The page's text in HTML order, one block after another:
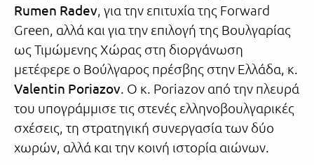
Rumen Radev, για την επιτυχία της Forward
Green, αλλά και για την επιλογή της Βουλγαρίας
ως Τιμώμενης Χώρας στη διοργάνωση
μετέφερε ο Βούλγαρος πρέσβης στην Ελλάδα, κ.
Valentin Poriazov. Ο κ. Poriazov από την πλευρά
του υπογράμμισε τις στενές ελληνοβουλγαρικές
σχέσεις, τη στρατηγική συνεργασία των δύο
χωρών, αλλά και την κοινή ιστορία αιώνων.